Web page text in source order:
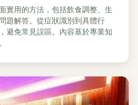
實用的方法，包括飲食調整、生
題解答。從症狀識別到具體行
避免常見誤區。內容基於專業知